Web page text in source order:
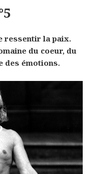
ressentir la paix.
du coeur, du
des émotions.